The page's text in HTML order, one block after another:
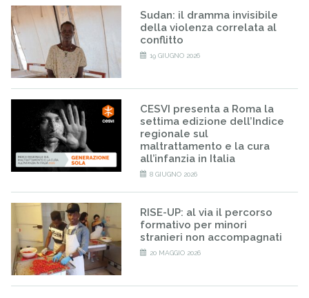
Sudan: il dramma invisibile
della violenza correlata al
conflitto
19 GIUGNO 2026
CESVI presenta a Roma la
settima edizione dell’Indice
regionale sul
maltrattamento e la cura
all’infanzia in Italia
8 GIUGNO 2026
RISE-UP: al via il percorso
formativo per minori
stranieri non accompagnati
20 MAGGIO 2026